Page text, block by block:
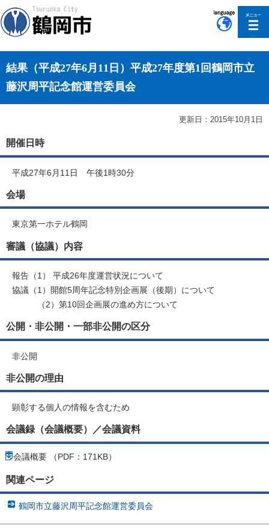
結果（平成27年6月11日）平成27年度第1回鶴岡市立
藤沢周平記念館運営委員会
更新日：2015年10月1日
開催日時
平成27年6月11日 午後1時30分
会場
東京第一ホテル鶴岡
審議（協議）内容
報告（1） 平成26年度運営状況について
協議（1）開館5周年記念特別企画展（後期）について
（2）第10回企画展の進め方について
公開・非公開・一部非公開の区分
非公開
非公開の理由
顕彰する個人の情報を含むため
会議録（会議概要）／会議資料
会議概要 （PDF：171KB）
関連ページ
鶴岡市立藤沢周平記念館運営委員会